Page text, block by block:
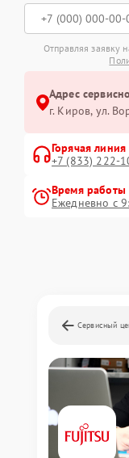
Отправляя заявку
Адрес
г. Киров, ул.
Горячая линия
+7 (833) 222-
Время работы
Ежедневно с
Сервисный